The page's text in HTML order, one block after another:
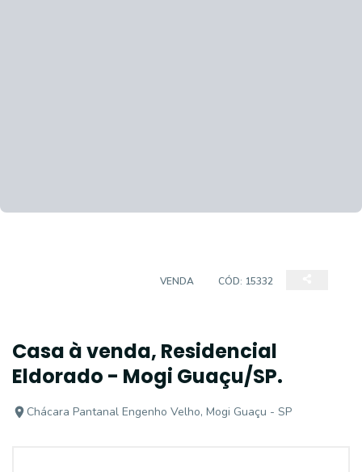
VENDA CÓD: 15332
Casa à venda, Residencial
Eldorado - Mogi Guaçu/SP.
Chácara Pantanal Engenho Velho, Mogi Guaçu - SP